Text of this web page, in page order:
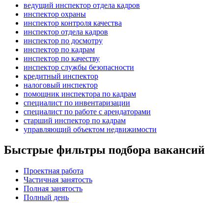
ведущий инспектор отдела кадров
инспектор охраны
инспектор контроля качества
инспектор отдела кадров
инспектор по досмотру
инспектор по кадрам
инспектор по качеству
инспектор службы безопасности
кредитный инспектор
налоговый инспектор
помощник инспектора по кадрам
специалист по инвентаризации
специалист по работе с арендаторами
старший инспектор по кадрам
управляющий объектом недвижимости
Быстрые фильтры подбора вакансий
Проектная работа
Частичная занятость
Полная занятость
Полный день